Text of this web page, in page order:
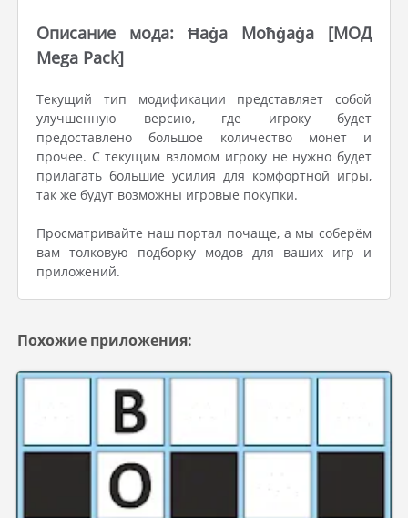
Описание мода: Ħaġa Moħġaġa [МОД
Mega Pack]
Текущий тип модификации представляет собой
улучшенную версию, где игроку будет
предоставлено большое количество монет и
прочее. С текущим взломом игроку не нужно будет
прилагать большие усилия для комфортной игры,
так же будут возможны игровые покупки.
Просматривайте наш портал почаще, а мы соберём
вам толковую подборку модов для ваших игр и
приложений.
Похожие приложения: